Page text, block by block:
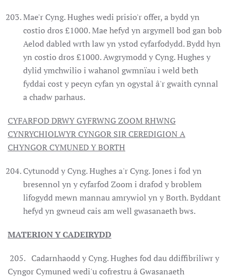
Mae'r Cyng. Hughes wedi prisio'r offer, a bydd yn
costio dros £1000. Mae hefyd yn argymell bod gan bob
Aelod dabled wrth law yn ystod cyfarfodydd. Bydd hyn
yn costio dros £1000. Awgrymodd y Cyng. Hughes y
dylid ymchwilio i wahanol gwmnïau i weld beth
fyddai cost y pecyn cyfan yn ogystal â'r gwaith cynnal
a chadw parhaus.
CYFARFOD DRWY GYFRWNG ZOOM RHWNG
CYNRYCHIOLWYR CYNGOR SIR CEREDIGION A
CHYNGOR CYMUNED Y BORTH
Cytunodd y Cyng. Hughes a'r Cyng. Jones i fod yn
bresennol yn y cyfarfod Zoom i drafod y broblem
lifogydd mewn mannau amrywiol yn y Borth. Byddant
hefyd yn gwneud cais am well gwasanaeth bws.
MATERION Y CADEIRYDD
205. Cadarnhaodd y Cyng. Hughes fod dau ddiffibriliwr y
Cyngor Cymuned wedi'u cofrestru â Gwasanaeth